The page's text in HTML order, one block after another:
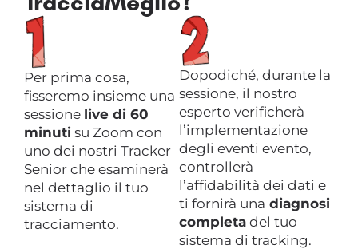
Per prima cosa,
fisseremo insieme una
sessione live di 60
minuti su Zoom con
uno dei nostri Tracker
Senior che esaminerà
nel dettaglio il tuo
sistema di
tracciamento.
Dopodiché, durante la
sessione, il nostro
esperto verificherà
l’implementazione
degli eventi evento,
controllerà
l’affidabilità dei dati e
ti fornirà una diagnosi
completa del tuo
sistema di tracking.